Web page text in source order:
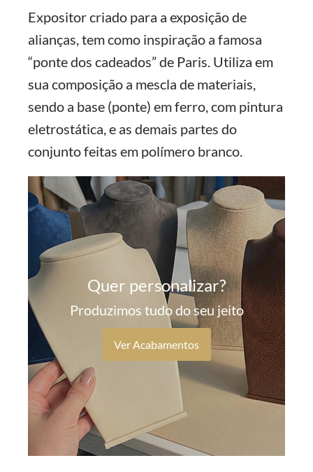
Expositor criado para a exposição de
alianças, tem como inspiração a famosa
“ponte dos cadeados” de Paris. Utiliza em
sua composição a mescla de materiais,
sendo a base (ponte) em ferro, com pintura
eletrostática, e as demais partes do
conjunto feitas em polímero branco.
Quer personalizar?
Produzimos tudo do seu jeito
Ver Acabamentos